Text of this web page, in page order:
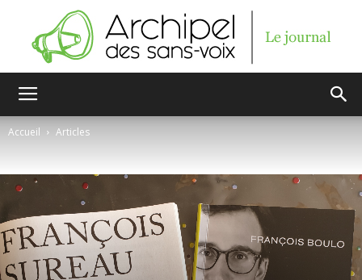
des
sans-
Accueil Articles